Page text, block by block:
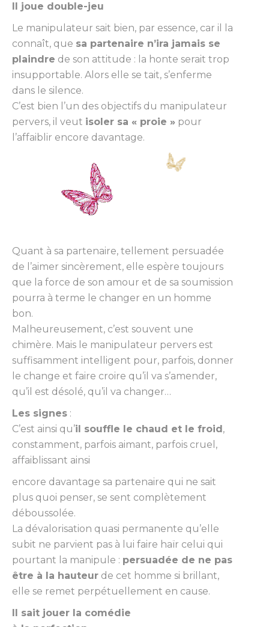
Il joue double-jeu
Le manipulateur sait bien, par essence, car il la
connaît, que sa partenaire n’ira jamais se
plaindre de son attitude : la honte serait trop
insupportable. Alors elle se tait, s’enferme
dans le silence.
C’est bien l’un des objectifs du manipulateur
pervers, il veut isoler sa « proie » pour
l’affaiblir encore davantage.
Quant à sa partenaire, tellement persuadée
de l’aimer sincèrement, elle espère toujours
que la force de son amour et de sa soumission
pourra à terme le changer en un homme
bon.
Malheureusement, c’est souvent une
chimère. Mais le manipulateur pervers est
suffisamment intelligent pour, parfois, donner
le change et faire croire qu’il va s’amender,
qu’il est désolé, qu’il va changer…
Les signes :
C’est ainsi qu’il souffle le chaud et le froid,
constamment, parfois aimant, parfois cruel,
affaiblissant ainsi
encore davantage sa partenaire qui ne sait
plus quoi penser, se sent complètement
déboussolée.
La dévalorisation quasi permanente qu’elle
subit ne parvient pas à lui faire haïr celui qui
pourtant la manipule : persuadée de ne pas
être à la hauteur de cet homme si brillant,
elle se remet perpétuellement en cause.
Il sait jouer la comédie